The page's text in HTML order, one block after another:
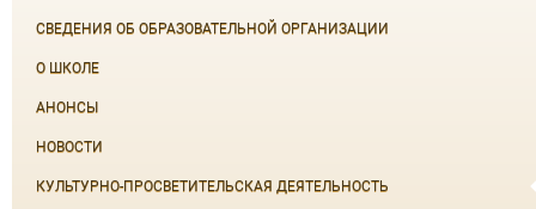
СВЕДЕНИЯ ОБ ОБРАЗОВАТЕЛЬНОЙ ОРГАНИЗАЦИИ
О ШКОЛЕ
АНОНСЫ
НОВОСТИ
КУЛЬТУРНО-ПРОСВЕТИТЕЛЬСКАЯ ДЕЯТЕЛЬНОСТЬ